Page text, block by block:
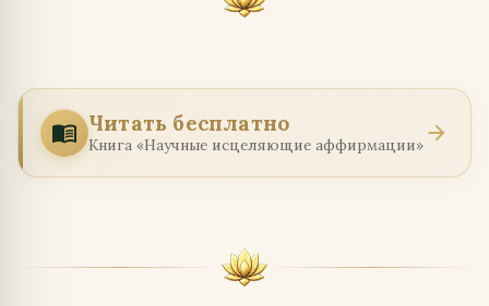
menu_book Читать бесплатно
Книга «Научные исцеляющие аффирмации» arrow_forward